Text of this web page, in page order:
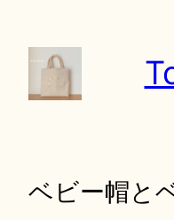
ベビー帽と